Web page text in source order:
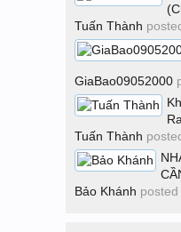
Tuấn Thành
GiaBao09052000
Tuấn Thành
Bảo Khánh posted